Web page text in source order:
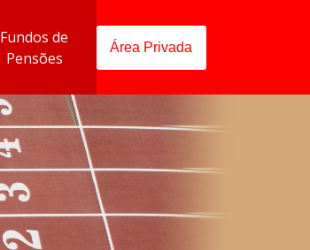
Fundos de
Pensões
Área Privada